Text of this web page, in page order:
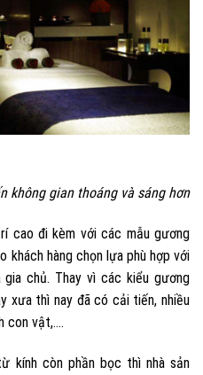
không gian thoáng và sáng hơn
cao đi kèm với các mẫu gương
khách hàng chọn lựa phù hợp với
chủ. Thay vì các kiểu gương
xưa thì nay đã có cải tiến, nhiều
con vật,….
kính còn phần bọc thì nhà sản